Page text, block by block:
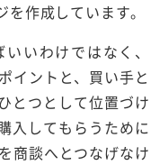
作成しています。
いわけではなく、
イントと、買い手と
とつとして位置づけ
入してもらうために
商談へとつなげなけ